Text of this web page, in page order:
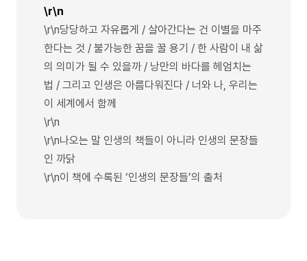
\r\n
\r\n당당하고 자유롭게 / 살아간다는 건 이별을 마주
한다는 것 / 불가능한 꿈을 꿀 용기 / 한 사람이 내 삶
의 의미가 될 수 있을까 / 낭만의 바다를 헤엄치는
법 / 그리고 인생은 아름다워진다 / 너와 나, 우리는
이 세계에서 함께
\r\n
\r\n나오는 말 인생의 책들이 아니라 인생의 문장들
인 까닭
\r\n이 책에 수록된 ‘인생의 문장들’의 출처